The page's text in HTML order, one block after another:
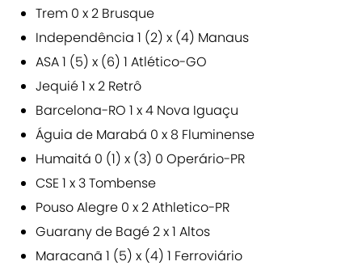
Trem 0 x 2 Brusque
Independência 1 (2) x (4) Manaus
ASA 1 (5) x (6) 1 Atlético-GO
Jequié 1 x 2 Retrô
Barcelona-RO 1 x 4 Nova Iguaçu
Águia de Marabá 0 x 8 Fluminense
Humaitá 0 (1) x (3) 0 Operário-PR
CSE 1 x 3 Tombense
Pouso Alegre 0 x 2 Athletico-PR
Guarany de Bagé 2 x 1 Altos
Maracanã 1 (5) x (4) 1 Ferroviário